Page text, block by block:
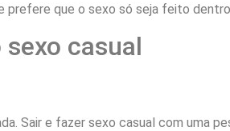
que o sexo só seja feito
casual
Sair e fazer sexo casual com uma